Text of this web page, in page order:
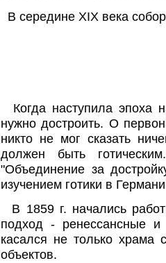
В середине XIX века
Когда наступила эпоха
нужно достроить. О
никто не мог сказать
должен быть
"Объединение за
изучением готики в
В 1859 г. начались
подход - ренессансные и
касался не только храма
объектов.